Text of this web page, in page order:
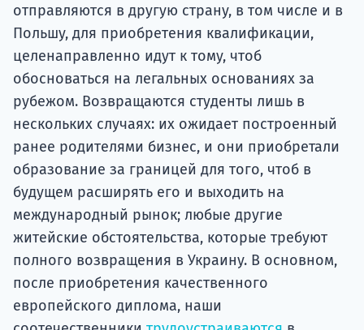
отправляются в другую страну, в том числе и в
Польшу, для приобретения квалификации,
целенаправленно идут к тому, чтоб
обосноваться на легальных основаниях за
рубежом. Возвращаются студенты лишь в
нескольких случаях: их ожидает построенный
ранее родителями бизнес, и они приобретали
образование за границей для того, чтоб в
будущем расширять его и выходить на
международный рынок; любые другие
житейские обстоятельства, которые требуют
полного возвращения в Украину. В основном,
после приобретения качественного
европейского диплома, наши